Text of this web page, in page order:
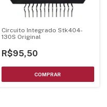
Circuito Integrado Stk404-
130S Original
R$95,50